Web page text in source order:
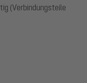
(Verbindungsteile